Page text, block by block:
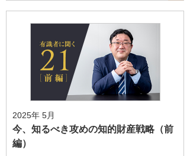
2025年 5月
今、知るべき攻めの知的財産戦略（前
編）